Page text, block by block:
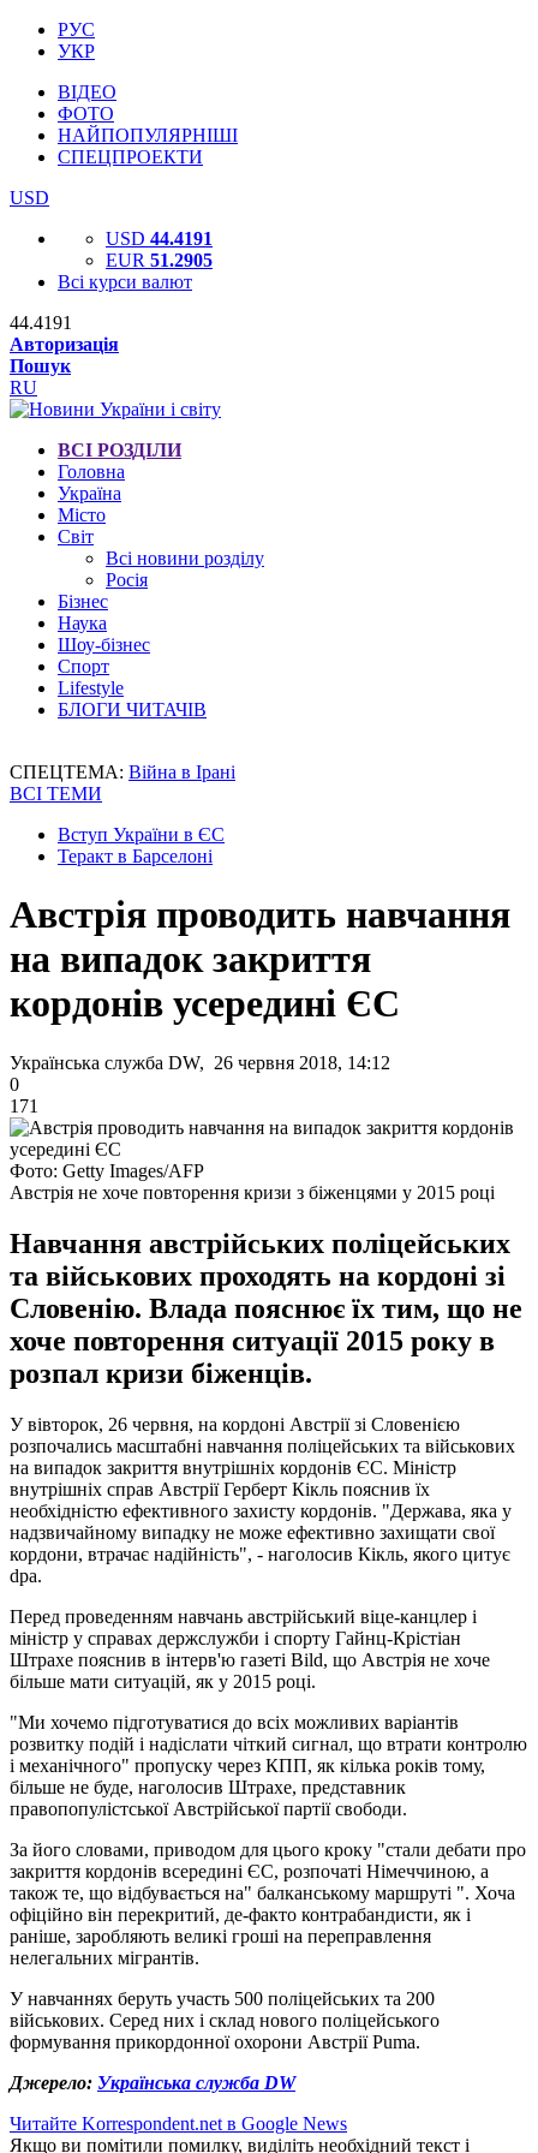
РУС
УКР
ВІДЕО
ФОТО
НАЙПОПУЛЯРНІШІ
СПЕЦПРОЕКТИ
USD
USD 44.4191
EUR 51.2905
Всі курси валют
44.4191
Авторизація
Пошук
RU
ВСІ РОЗДІЛИ
Головна
Україна
Місто
Світ
Всі новини розділу
Росія
Бізнес
Наука
Шоу-бізнес
Спорт
Lifestyle
БЛОГИ ЧИТАЧІВ
СПЕЦТЕМА: Війна в Ірані
ВСІ ТЕМИ
Вступ України в ЄС
Теракт в Барселоні
Австрія проводить навчання
на випадок закриття
кордонів усередині ЄС
Українська служба DW, 26 червня 2018, 14:12
0
171
Фото: Getty Images/AFP
Австрія не хоче повторення кризи з біженцями у 2015 році
Навчання австрійських поліцейських
та військових проходять на кордоні зі
Словенію. Влада пояснює їх тим, що не
хоче повторення ситуації 2015 року в
розпал кризи біженців.
У вівторок, 26 червня, на кордоні Австрії зі Словенією
розпочались масштабні навчання поліцейських та військових
на випадок закриття внутрішніх кордонів ЄС. Міністр
внутрішніх справ Австрії Герберт Кікль пояснив їх
необхідністю ефективного захисту кордонів. "Держава, яка у
надзвичайному випадку не може ефективно захищати свої
кордони, втрачає надійність", - наголосив Кікль, якого цитує
dpa.
Перед проведенням навчань австрійський віце-канцлер і
міністр у справах держслужби і спорту Гайнц-Крістіан
Штрахе пояснив в інтерв'ю газеті Bild, що Австрія не хоче
більше мати ситуацій, як у 2015 році.
"Ми хочемо підготуватися до всіх можливих варіантів
розвитку подій і надіслати чіткий сигнал, що втрати контролю
і механічного" пропуску через КПП, як кілька років тому,
більше не буде, наголосив Штрахе, представник
правопопулістської Австрійської партії свободи.
За його словами, приводом для цього кроку "стали дебати про
закриття кордонів всередині ЄС, розпочаті Німеччиною, а
також те, що відбувається на" балканському маршруті ". Хоча
офіційно він перекритий, де-факто контрабандисти, як і
раніше, заробляють великі гроші на переправлення
нелегальних мігрантів.
У навчаннях беруть участь 500 поліцейських та 200
військових. Серед них і склад нового поліцейського
формування прикордонної охорони Австрії Puma.
Джерело: Українська служба DW
Читайте Korrespondent.net в Google News
Якщо ви помітили помилку, виділіть необхідний текст і